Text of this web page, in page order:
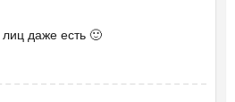
даже есть 🙂